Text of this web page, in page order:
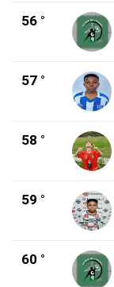
56 °
57 °
58 °
59 °
60 °